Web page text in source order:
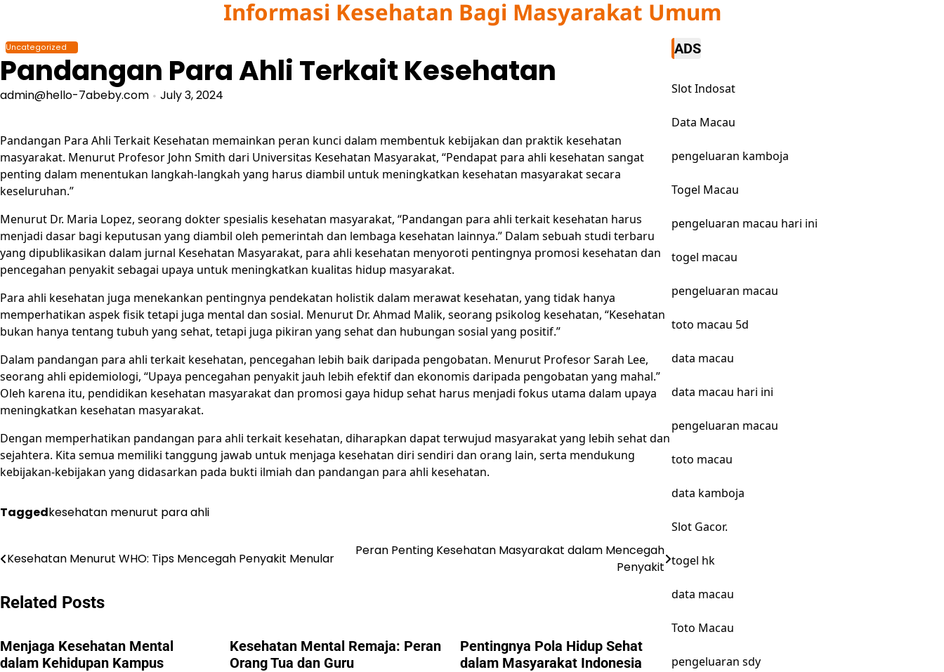
content
Informasi Kesehatan Bagi Masyarakat Umum
Uncategorized
Pandangan Para Ahli Terkait Kesehatan
admin@hello-7abeby.com July 3, 2024
Pandangan Para Ahli Terkait Kesehatan memainkan peran kunci dalam membentuk kebijakan dan praktik kesehatan
masyarakat. Menurut Profesor John Smith dari Universitas Kesehatan Masyarakat, “Pendapat para ahli kesehatan sangat
penting dalam menentukan langkah-langkah yang harus diambil untuk meningkatkan kesehatan masyarakat secara
keseluruhan.”
Menurut Dr. Maria Lopez, seorang dokter spesialis kesehatan masyarakat, “Pandangan para ahli terkait kesehatan harus
menjadi dasar bagi keputusan yang diambil oleh pemerintah dan lembaga kesehatan lainnya.” Dalam sebuah studi terbaru
yang dipublikasikan dalam jurnal Kesehatan Masyarakat, para ahli kesehatan menyoroti pentingnya promosi kesehatan dan
pencegahan penyakit sebagai upaya untuk meningkatkan kualitas hidup masyarakat.
Para ahli kesehatan juga menekankan pentingnya pendekatan holistik dalam merawat kesehatan, yang tidak hanya
memperhatikan aspek fisik tetapi juga mental dan sosial. Menurut Dr. Ahmad Malik, seorang psikolog kesehatan, “Kesehatan
bukan hanya tentang tubuh yang sehat, tetapi juga pikiran yang sehat dan hubungan sosial yang positif.”
Dalam pandangan para ahli terkait kesehatan, pencegahan lebih baik daripada pengobatan. Menurut Profesor Sarah Lee,
seorang ahli epidemiologi, “Upaya pencegahan penyakit jauh lebih efektif dan ekonomis daripada pengobatan yang mahal.”
Oleh karena itu, pendidikan kesehatan masyarakat dan promosi gaya hidup sehat harus menjadi fokus utama dalam upaya
meningkatkan kesehatan masyarakat.
Dengan memperhatikan pandangan para ahli terkait kesehatan, diharapkan dapat terwujud masyarakat yang lebih sehat dan
sejahtera. Kita semua memiliki tanggung jawab untuk menjaga kesehatan diri sendiri dan orang lain, serta mendukung
kebijakan-kebijakan yang didasarkan pada bukti ilmiah dan pandangan para ahli kesehatan.
Taggedkesehatan menurut para ahli
Post
Kesehatan Menurut WHO: Tips Mencegah Penyakit Menular
Peran Penting Kesehatan Masyarakat dalam Mencegah
Penyakit
Related Posts
Menjaga Kesehatan Mental
dalam Kehidupan Kampus
Kesehatan Mental Remaja: Peran
Orang Tua dan Guru
Pentingnya Pola Hidup Sehat
dalam Masyarakat Indonesia
ADS
Slot Indosat
Data Macau
pengeluaran kamboja
Togel Macau
pengeluaran macau hari ini
togel macau
pengeluaran macau
toto macau 5d
data macau
data macau hari ini
pengeluaran macau
toto macau
data kamboja
Slot Gacor.
togel hk
data macau
Toto Macau
pengeluaran sdy